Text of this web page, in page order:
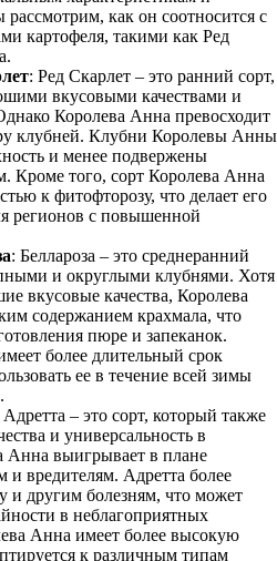
рассмотрим, как он соотносится с
картофеля, такими как Ред
: Ред Скарлет – это ранний сорт,
вкусовыми качествами и
Королева Анна превосходит
клубней. Клубни Королевы Анны
и менее подвержены
Кроме того, сорт Королева Анна
к фитофторозу, что делает его
регионов с повышенной
: Беллароза – это среднеранний
и округлыми клубнями. Хотя
вкусовые качества, Королева
содержанием крахмала, что
пюре и запеканок.
более длительный срок
ее в течение всей зимы
Адретта – это сорт, который также
и универсальность в
Анна выигрывает в плане
и вредителям. Адретта более
и другим болезням, что может
в неблагоприятных
Анна имеет более высокую
к различным типам